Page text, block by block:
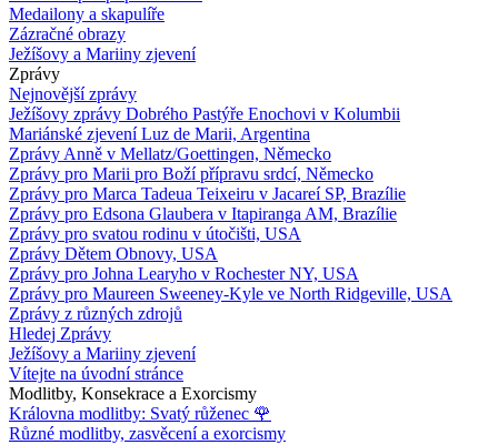
Medailony a skapulíře
Zázračné obrazy
Ježíšovy a Mariiny zjevení
Zprávy
Nejnovější zprávy
Ježíšovy zprávy Dobrého Pastýře Enochovi v Kolumbii
Mariánské zjevení Luz de Marii, Argentina
Zprávy Anně v Mellatz/Goettingen, Německo
Zprávy pro Marii pro Boží přípravu srdcí, Německo
Zprávy pro Marca Tadeua Teixeiru v Jacareí SP, Brazílie
Zprávy pro Edsona Glaubera v Itapiranga AM, Brazílie
Zprávy pro svatou rodinu v útočišti, USA
Zprávy Dětem Obnovy, USA
Zprávy pro Johna Learyho v Rochester NY, USA
Zprávy pro Maureen Sweeney-Kyle ve North Ridgeville, USA
Zprávy z různých zdrojů
Hledej Zprávy
Ježíšovy a Mariiny zjevení
Vítejte na úvodní stránce
Modlitby, Konsekrace a Exorcismy
Královna modlitby: Svatý růženec 🌹
Různé modlitby, zasvěcení a exorcismy